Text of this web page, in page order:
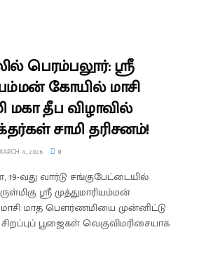
பெரம்பலூர்: ஸ்ரீ
கோயில் மாசி
தீப விழாவில்
சாமி தரிசனம்!
4, 2026 0
19-வது வார்டு சங்குபேட்டையில்
ஸ்ரீ முத்துமாரியம்மன்
மாசி மாத பௌர்ணமியை முன்னிட்டு
பூஜைகள் வெகுவிமரிசையாக